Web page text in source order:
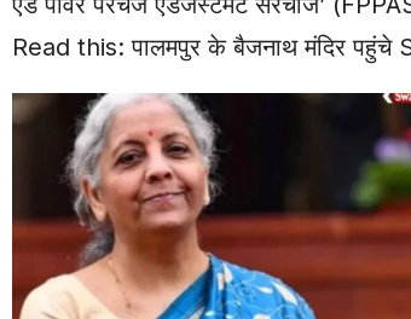
Read this:पालमपुर के बैजनाथ मंदिर पहुंचे